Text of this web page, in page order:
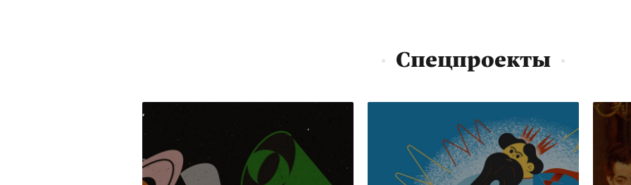
Спецпроекты